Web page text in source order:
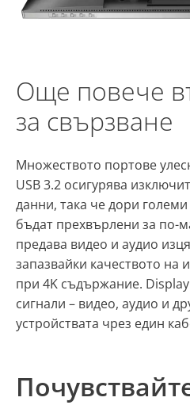
Още повече
за свързване
Множеството портове
USB 3.2 осигурява
данни, така че дори
бъдат прехвърлени за по-
предава видео и аудио
запазвайки качеството на
при 4K съдържание.
сигнали – видео, аудио и
устройствата чрез един